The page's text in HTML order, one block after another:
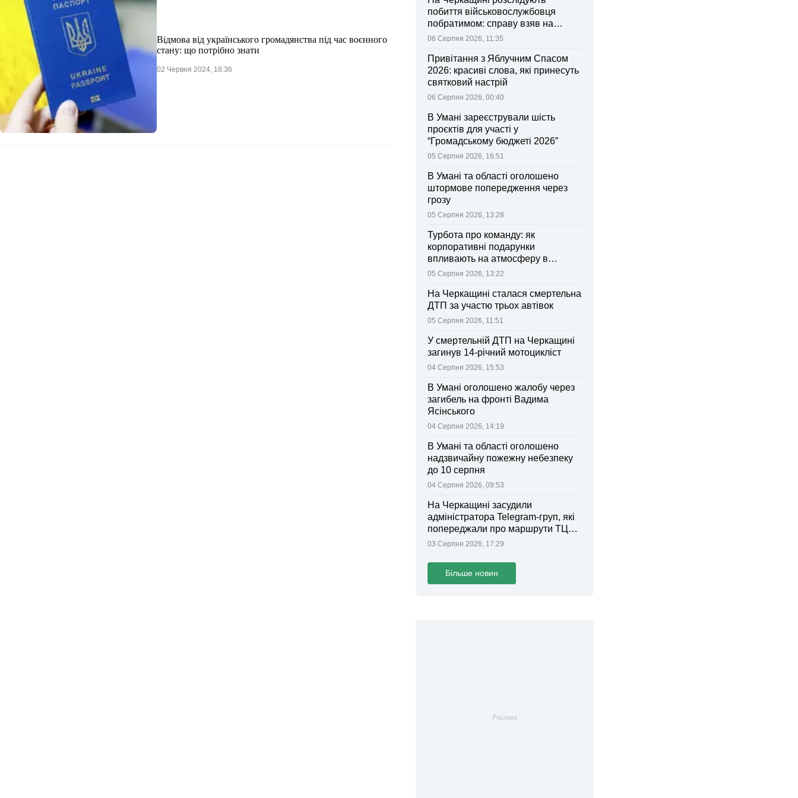
Відмова від українського громадянства під час воєнного
стану: що потрібно знати
02 Червня 2024, 18:36
побиття військовослужбовця
побратимом: справу взяв на
контроль Лубінець
06 Серпня 2026, 11:35
Привітання з Яблучним Спасом
2026: красиві слова, які принесуть
святковий настрій
06 Серпня 2026, 00:40
В Умані зареєстрували шість
проєктів для участі у
“Громадському бюджеті 2026”
05 Серпня 2026, 16:51
В Умані та області оголошено
штормове попередження через
грозу
05 Серпня 2026, 13:28
Турбота про команду: як
корпоративні подарунки
впливають на атмосферу в
колективі
05 Серпня 2026, 13:22
На Черкащині сталася смертельна
ДТП за участю трьох автівок
05 Серпня 2026, 11:51
У смертельній ДТП на Черкащині
загинув 14-річний мотоцикліст
04 Серпня 2026, 15:53
В Умані оголошено жалобу через
загибель на фронті Вадима
Ясінського
04 Серпня 2026, 14:19
В Умані та області оголошено
надзвичайну пожежну небезпеку
до 10 серпня
04 Серпня 2026, 09:53
На Черкащині засудили
адміністратора Telegram-груп, які
попереджали про маршрути ТЦК
та поліції
03 Серпня 2026, 17:29
Більше новин